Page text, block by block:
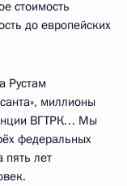
стоимость
до европейских
Рустам
миллионы
ВГТРК… Мы
федеральных
пять лет